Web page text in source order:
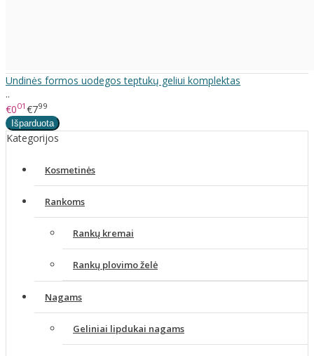
Undinės formos uodegos teptukų geliui komplektas
..
€001 €799
Kategorijos
Kosmetinės
Rankoms
Rankų kremai
Rankų plovimo želė
Nagams
Geliniai lipdukai nagams